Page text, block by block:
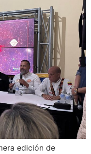
edición de